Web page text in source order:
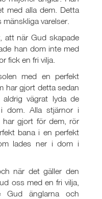
med alla dem. Detta
varelser.
att när Gud skapade
han dom inte med
fick en fri vilja.
med en perfekt
har gjort detta sedan
vägrat lyda de
dom. Alla stjärnor i
har gjort för dem, rör
bana i en perfekt
lades ner i dom i
när det gäller den
oss med en fri vilja,
Gud änglarna och